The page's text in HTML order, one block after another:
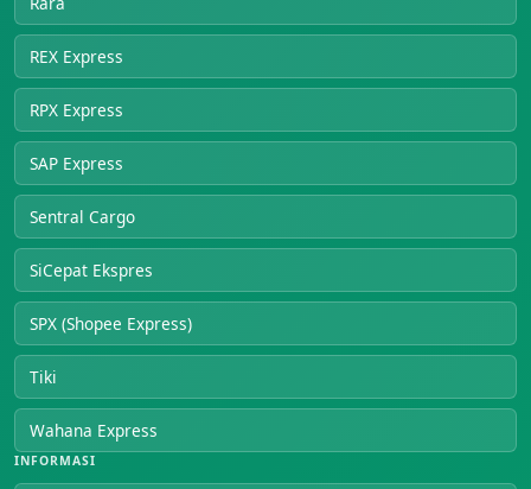
REX Express
RPX Express
SAP Express
Sentral Cargo
SiCepat Ekspres
SPX (Shopee Express)
Tiki
Wahana Express
INFORMASI